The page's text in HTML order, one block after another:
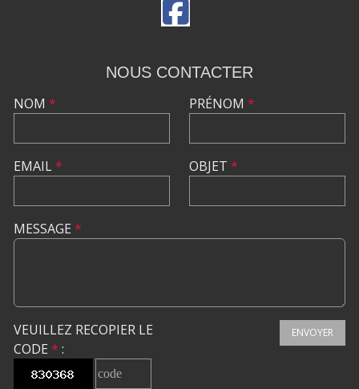
NOUS CONTACTER
NOM *
EMAIL*
PRÉNOM *
OBJET *
MESSAGE *
VEUILLEZ RECOPIER LE
CODE * :
ENVOYER